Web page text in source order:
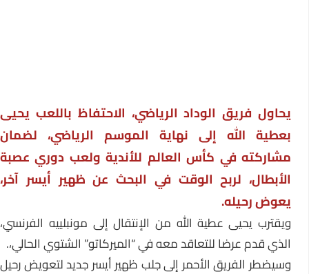
يحاول فريق الوداد الرياضي، الاحتفاظ باللعب يحيى
بعطية الله إلى نهاية الموسم الرياضي، لضمان
مشاركته في كأس العالم للأندية ولعب دوري عصبة
الأبطال، لربح الوقت في البحث عن ظهير أيسر آخر،
يعوض رحيله.
ويقترب يحيى عطية الله من الإنتقال إلى مونبلييه الفرنسي،
الذي قدم عرضا للتعاقد معه في “الميركاتو” الشتوي الحالي،.
وسيضطر الفريق الأحمر إلى جلب ظهير أيسر جديد لتعويض رحيل